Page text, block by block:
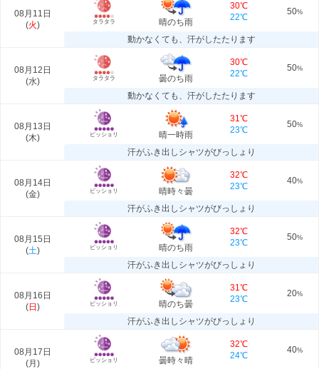
08月11日
(火) タラタラ 晴のち雨
30℃
22℃
50%
動かなくても、汗がしたたります
08月12日
(水) タラタラ 曇のち雨
30℃
22℃
50%
動かなくても、汗がしたたります
08月13日
(木) ビッショリ 晴一時雨
31℃
23℃
50%
汗がふき出しシャツがびっしょり
08月14日
(金) ビッショリ 晴時々曇
32℃
23℃
40%
汗がふき出しシャツがびっしょり
08月15日
(土) ビッショリ 晴のち雨
32℃
23℃
50%
汗がふき出しシャツがびっしょり
08月16日
(日 ) ビッショリ 晴のち曇
31℃
23℃
20%
汗がふき出しシャツがびっしょり
08月17日
(月 ) ビッショリ 曇時々晴
32℃
24℃
40%